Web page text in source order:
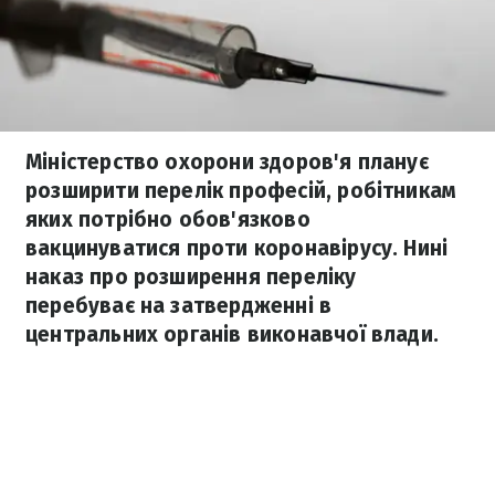
Міністерство охорони здоров'я планує
розширити перелік професій, робітникам
яких потрібно обов'язково
вакцинуватися проти коронавірусу. Нині
наказ про розширення переліку
перебуває на затвердженні в
центральних органів виконавчої влади.